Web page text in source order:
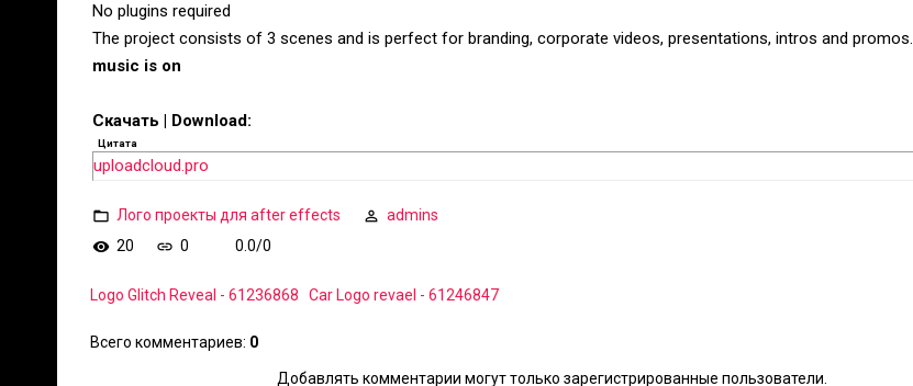
No plugins required
The project consists of 3 scenes and is perfect for branding, corporate videos, presentations, intros and promos.
music is on
Скачать | Download:
Цитата
uploadcloud.pro
Лого проекты для after effects
admins
20
0 0.0/0
Logo Glitch Reveal - 61236868 Car Logo revael - 61246847
Всего комментариев: 0
Добавлять комментарии могут только зарегистрированные пользователи.